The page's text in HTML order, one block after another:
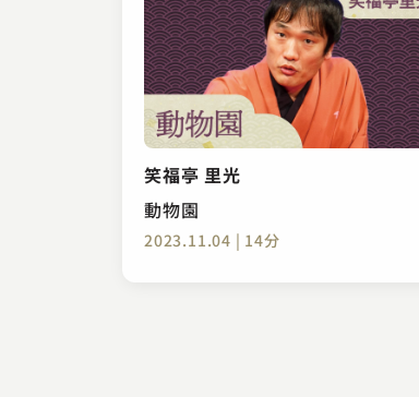
笑福亭 里光
動物園
2023.11.04 | 14分